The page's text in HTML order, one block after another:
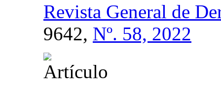
Revista General de
9642, Nº. 58, 2022